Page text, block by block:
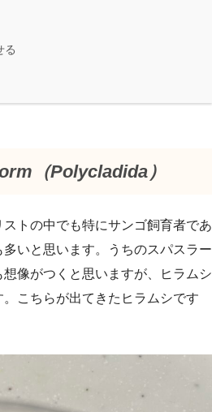
る
（Polycladida）
トの中でも特にサンゴ飼育者であ
いと思います。うちのスパスラー
像がつくと思いますが、ヒラムシ
こちらが出てきたヒラムシです